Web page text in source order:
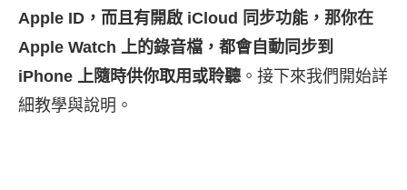
Apple ID，而且有開啟 iCloud 同步功能，那你在
Apple Watch 上的錄音檔，都會自動同步到
iPhone 上隨時供你取用或聆聽 。接下來我們開始詳
細教學與說明。